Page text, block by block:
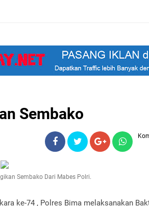
Sembako
Sembako Dari Mabes Polri.
ke-74 , Polres Bima melaksanakan